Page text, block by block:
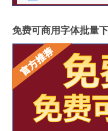
免费可商用字体批量